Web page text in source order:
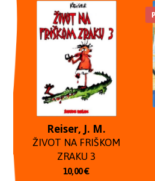
Reiser, J. M.
ŽIVOT NA FRIŠKOM
ZRAKU 3
10,00€